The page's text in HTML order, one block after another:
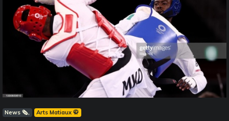
News 🗞️ Arts Matiaux 🥋